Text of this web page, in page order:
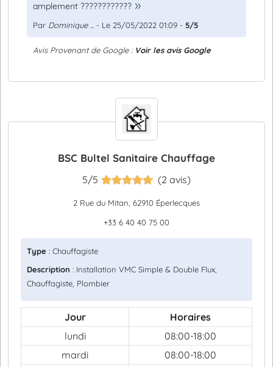
amplement ????????????
Par Dominique ... - Le 25/05/2022 01:09 - 5/5
Avis Provenant de Google : Voir les avis Google
BSC Bultel Sanitaire Chauffage
5/5 (2 avis)
2 Rue du Mitan, 62910 Éperlecques
+33 6 40 40 75 00
Type : Chauffagiste
Description : Installation VMC Simple & Double Flux,
Chauffagiste, Plombier
Jour
Horaires
lundi
08:00-18:00
mardi
08:00-18:00